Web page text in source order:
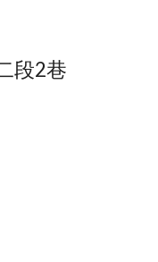
段2巷